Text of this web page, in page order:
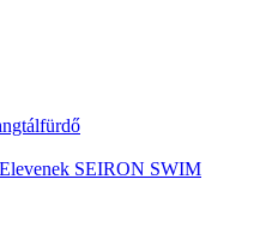
Elevenek SEIRON SWIM